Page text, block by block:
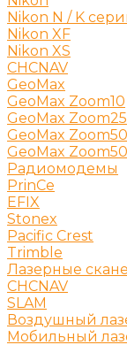
Nikon N / K
Nikon XF
Nikon XS
CHCNAV
GeoMax
GeoMax Zoom10
GeoMax Zoom25
GeoMax Zoom50
GeoMax
Радиомодемы
PrinCe
EFIX
Stonex
Pacific Crest
Trimble
Лазерные
CHCNAV
SLAM
Воздушный
Мобильный